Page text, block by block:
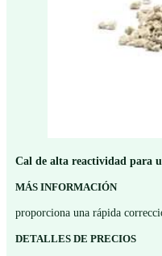
Cal de alta reactividad para
MÁS INFORMACIÓN
proporciona una rápida
DETALLES DE PRECIOS